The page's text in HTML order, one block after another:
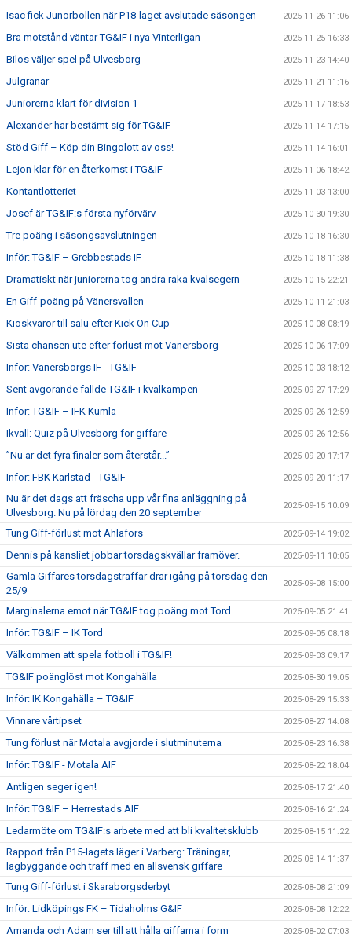
Isac fick Junorbollen när P18-laget avslutade säsongen 2025-11-26 11:06
Bra motstånd väntar TG&IF i nya Vinterligan 2025-11-25 16:33
Bilos väljer spel på Ulvesborg 2025-11-23 14:40
Julgranar 2025-11-21 11:16
Juniorerna klart för division 1 2025-11-17 18:53
Alexander har bestämt sig för TG&IF 2025-11-14 17:15
Stöd Giff – Köp din Bingolott av oss! 2025-11-14 16:01
Lejon klar för en återkomst i TG&IF 2025-11-06 18:42
Kontantlotteriet 2025-11-03 13:00
Josef är TG&IF:s första nyförvärv 2025-10-30 19:30
Tre poäng i säsongsavslutningen 2025-10-18 16:30
Inför: TG&IF – Grebbestads IF 2025-10-18 11:38
Dramatiskt när juniorerna tog andra raka kvalsegern 2025-10-15 22:21
En Giff-poäng på Vänersvallen 2025-10-11 21:03
Kioskvaror till salu efter Kick On Cup 2025-10-08 08:19
Sista chansen ute efter förlust mot Vänersborg 2025-10-06 17:09
Inför: Vänersborgs IF - TG&IF 2025-10-03 18:12
Sent avgörande fällde TG&IF i kvalkampen 2025-09-27 17:29
Inför: TG&IF – IFK Kumla 2025-09-26 12:59
Ikväll: Quiz på Ulvesborg för giffare 2025-09-26 12:56
”Nu är det fyra finaler som återstår...” 2025-09-20 17:17
Inför: FBK Karlstad - TG&IF 2025-09-20 11:17
Nu är det dags att fräscha upp vår fina anläggning på
Ulvesborg. Nu på lördag den 20 september
2025-09-15 10:09
Tung Giff-förlust mot Ahlafors 2025-09-14 19:02
Dennis på kansliet jobbar torsdagskvällar framöver. 2025-09-11 10:05
Gamla Giffares torsdagsträffar drar igång på torsdag den
25/9
2025-09-08 15:00
Marginalerna emot när TG&IF tog poäng mot Tord 2025-09-05 21:41
Inför: TG&IF – IK Tord 2025-09-05 08:18
Välkommen att spela fotboll i TG&IF! 2025-09-03 09:17
TG&IF poänglöst mot Kongahälla 2025-08-30 19:05
Inför: IK Kongahälla – TG&IF 2025-08-29 15:33
Vinnare vårtipset 2025-08-27 14:08
Tung förlust när Motala avgjorde i slutminuterna 2025-08-23 16:38
Inför: TG&IF - Motala AIF 2025-08-22 18:04
Äntligen seger igen! 2025-08-17 21:40
Inför: TG&IF – Herrestads AIF 2025-08-16 21:24
Ledarmöte om TG&IF:s arbete med att bli kvalitetsklubb 2025-08-15 11:22
Rapport från P15-lagets läger i Varberg: Träningar,
lagbyggande och träff med en allsvensk giffare
2025-08-14 11:37
Tung Giff-förlust i Skaraborgsderbyt 2025-08-08 21:09
Inför: Lidköpings FK – Tidaholms G&IF 2025-08-08 12:22
Amanda och Adam ser till att hålla giffarna i form 2025-08-02 07:03